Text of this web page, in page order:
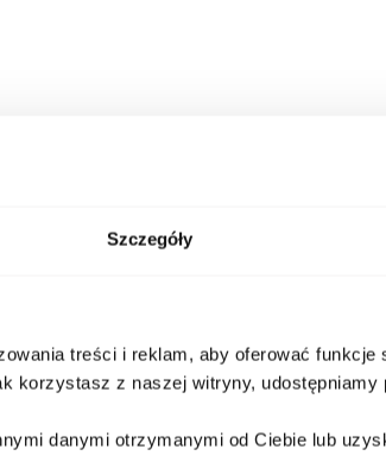
Szczegóły
treści i reklam, aby oferować funkcje
korzystasz z naszej witryny, udostępniamy
danymi otrzymanymi od Ciebie lub
Kamień
centralny
0,62
Ilość